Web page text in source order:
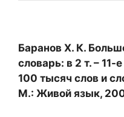
Баранов Х. К.
словарь: в 2 т. – 11-
100 тысяч слов и
М.: Живой язык,